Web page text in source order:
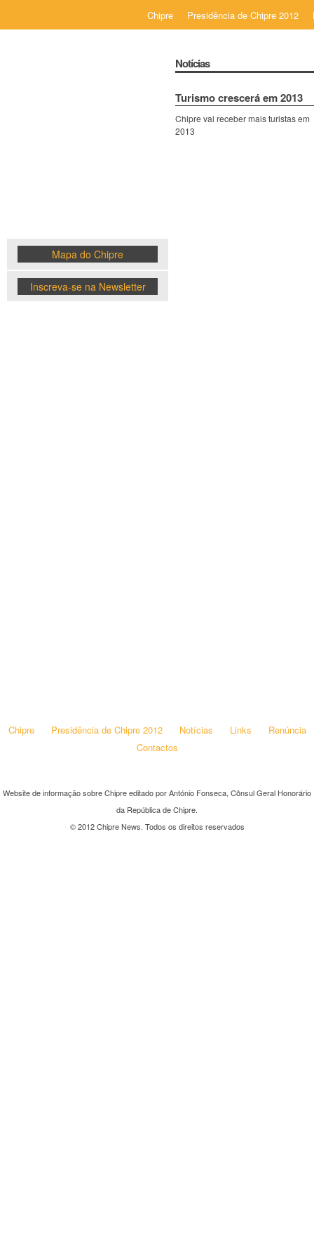
Chipre Presidência de Chipre 2012
Mapa do Chipre
Inscreva-se na Newsletter
Notícias
Turismo crescerá em 2013
Chipre vai receber mais turistas em
2013
Chipre Presidência de Chipre 2012 Notícias Links
Renúncia
Contactos
Website de informação sobre Chipre editado por António Fonseca, Cônsul Geral Honorário
da República de Chipre.
© 2012 Chipre News. Todos os direitos reservados